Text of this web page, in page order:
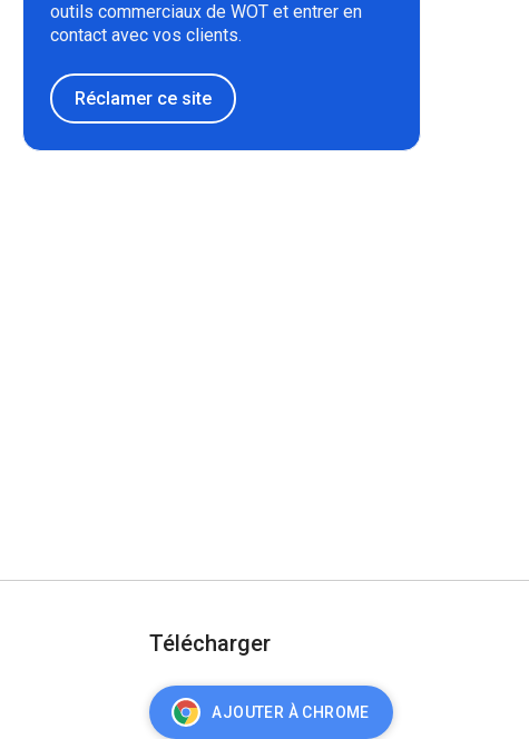
outils commerciaux de WOT et entrer en
contact avec vos clients.
Réclamer ce site
Télécharger
AJOUTER À CHROME